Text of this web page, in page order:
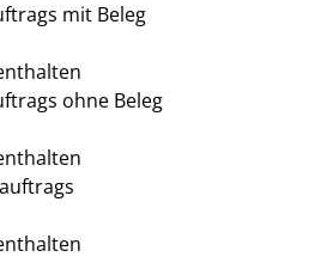
mit Beleg
ohne Beleg